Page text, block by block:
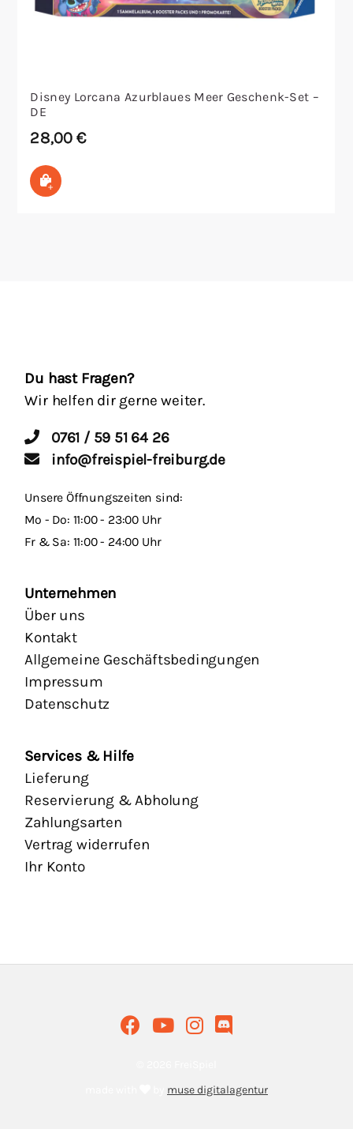
Disney Lorcana Azurblaues Meer Geschenk-Set –
DE
28,00€
In den Warenkorb
Du hast Fragen?
Wir helfen dir gerne weiter.
0761 / 59 51 64 26
info@freispiel-freiburg.de
Unsere Öffnungszeiten sind:
Mo - Do: 11:00 - 23:00 Uhr
Fr & Sa: 11:00 - 24:00 Uhr
Unternehmen
Über uns
Kontakt
Allgemeine Geschäftsbedingungen
Impressum
Datenschutz
Services & Hilfe
Lieferung
Reservierung & Abholung
Zahlungsarten
Vertrag widerrufen
Ihr Konto
muse digitalagentur